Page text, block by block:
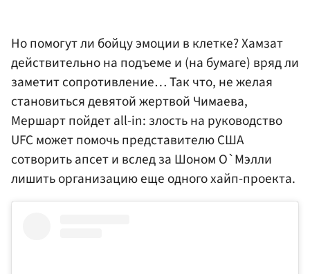
Но помогут ли бойцу эмоции в клетке? Хамзат
действительно на подъеме и (на бумаге) вряд ли
заметит сопротивление… Так что, не желая
становиться девятой жертвой Чимаева,
Мершарт пойдет all-in: злость на руководство
UFC может помочь представителю США
сотворить апсет и вслед за Шоном О`Мэлли
лишить организацию еще одного хайп-проекта.